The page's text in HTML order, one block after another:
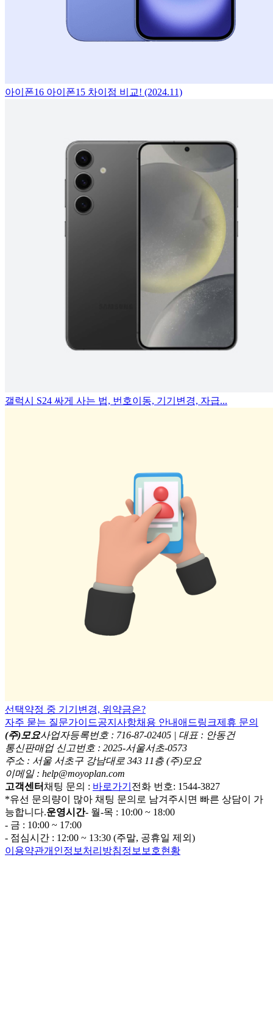
아이폰16 아이폰15 차이점 비교! (2024.11)
갤럭시 S24 싸게 사는 법, 번호이동, 기기변경, 자급...
선택약정 중 기기변경, 위약금은?
자주 묻는 질문가이드공지사항채용 안내 애드링크제휴 문의
(주)모요사업자등록번호 : 716-87-02405 | 대표 : 안동건
통신판매업 신고번호 : 2025-서울서초-0573
주소 : 서울 서초구 강남대로 343 11층 (주)모요
이메일 : help@moyoplan.com
고객센터채팅 문의 : 바로가기 전화 번호: 1544-3827
*유선 문의량이 많아 채팅 문의로 남겨주시면 빠른 상담이 가
능합니다.운영시간- 월-목 : 10:00 ~ 18:00
- 금 : 10:00 ~ 17:00
- 점심시간 : 12:00 ~ 13:30 (주말, 공휴일 제외)
이용약관개인정보처리방침정보보호현황